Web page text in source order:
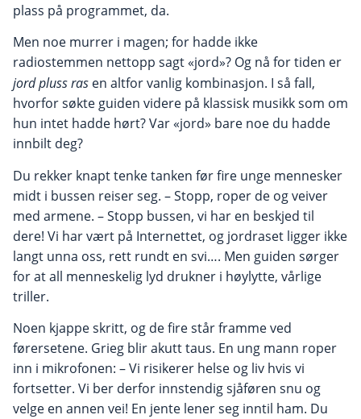
plass på programmet, da.
Men noe murrer i magen; for hadde ikke
radiostemmen nettopp sagt «jord»? Og nå for tiden er
jord pluss ras en altfor vanlig kombinasjon. I så fall,
hvorfor søkte guiden videre på klassisk musikk som om
hun intet hadde hørt? Var «jord» bare noe du hadde
innbilt deg?
Du rekker knapt tenke tanken før fire unge mennesker
midt i bussen reiser seg. – Stopp, roper de og veiver
med armene. – Stopp bussen, vi har en beskjed til
dere! Vi har vært på Internettet, og jordraset ligger ikke
langt unna oss, rett rundt en svi…. Men guiden sørger
for at all menneskelig lyd drukner i høylytte, vårlige
triller.
Noen kjappe skritt, og de fire står framme ved
førersetene. Grieg blir akutt taus. En ung mann roper
inn i mikrofonen: – Vi risikerer helse og liv hvis vi
fortsetter. Vi ber derfor innstendig sjåføren snu og
velge en annen vei! En jente lener seg inntil ham. Du